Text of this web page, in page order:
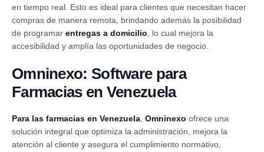
en tiempo real. Esto es ideal para clientes que necesitan hacer
compras de manera remota, brindando además la posibilidad
de programar entregas a domicilio, lo cual mejora la
accesibilidad y amplía las oportunidades de negocio.
Omninexo: Software para
Farmacias en Venezuela
Para las farmacias en Venezuela, Omninexo ofrece una
solución integral que optimiza la administración, mejora la
atención al cliente y asegura el cumplimiento normativo,